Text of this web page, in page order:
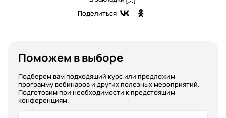
Поделиться
Поможем в выборе
Подберем вам подходящий курс или предложим
программу вебинаров и других полезных мероприятий.
Подготовим при необходимости к предстоящим
конференциям.